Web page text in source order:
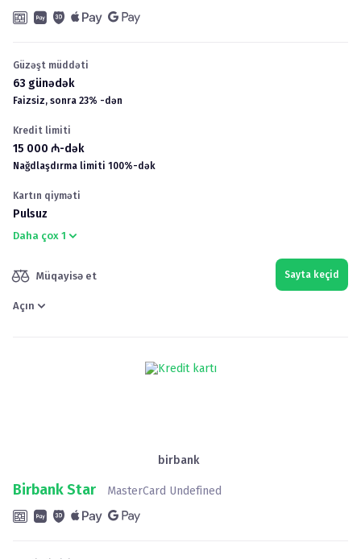
Güzəşt müddəti
63 günədək
Faizsiz, sonra 23% -dən
Kredit limiti
15 000 ₼-dək
Nağdlaşdırma limiti 100%-dək
Kartın qiyməti
Pulsuz
Daha çox 1
Açın
Müqayisə et Sayta keçid
birbank
Birbank Star MasterCard Undefined